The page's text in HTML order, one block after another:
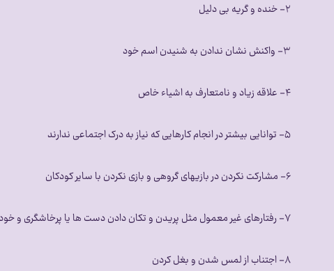
۲- خنده و گريه بی دلیل
۳- واکنش نشان ندادن به شنیدن اسم خود
۴- علاقه زیاد و نامتعارف به اشیاء خاص
۵- توانایی بیشتر در انجام کارهایی که نیاز به درک اجتماعی ندارند
۶- مشارکت نکردن در بازیهای گروهی و بازی نکردن با سایر کودکان
۷- رفتارهای غیر معمول مثل پریدن و تکان دادن دست ها یا پرخاشگری و خود زنی در زماني كه مضطرب مي شوند
۸- اجتناب از لمس شدن و بغل کردن